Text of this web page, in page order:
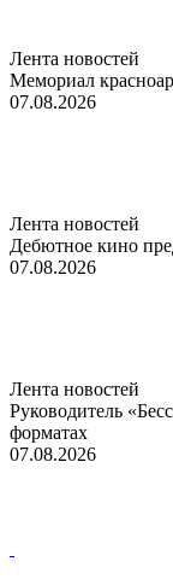
Лента новостей
Мемориал
07.08.2026
Лента новостей
Дебютное кино
07.08.2026
Лента новостей
Руководитель
форматах
07.08.2026